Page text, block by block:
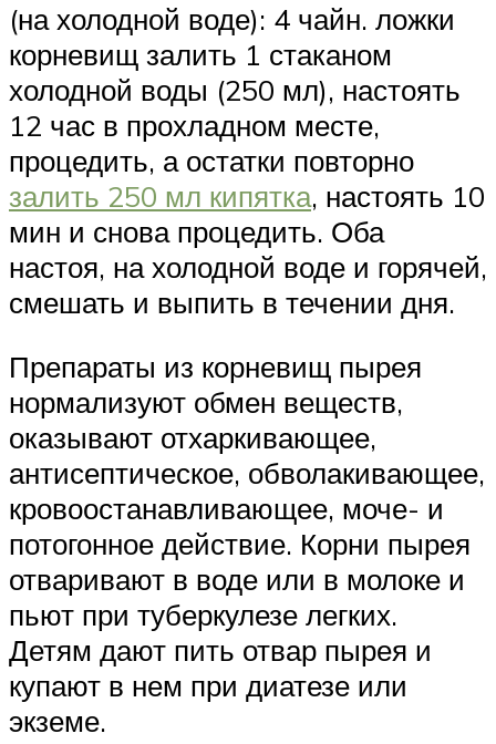
(на холодной воде): 4 чайн. ложки
корневищ залить 1 стаканом
холодной воды (250 мл), настоять
12 час в прохладном месте,
процедить, а остатки повторно
залить 250 мл кипятка, настоять 10
мин и снова процедить. Оба
настоя, на холодной воде и горячей,
смешать и выпить в течении дня.
Препараты из корневищ пырея
нормализуют обмен веществ,
оказывают отхаркивающее,
антисептическое, обволакивающее,
кровоостанавливающее, моче- и
потогонное действие. Корни пырея
отваривают в воде или в молоке и
пьют при туберкулезе легких.
Детям дают пить отвар пырея и
купают в нем при диатезе или
экземе.